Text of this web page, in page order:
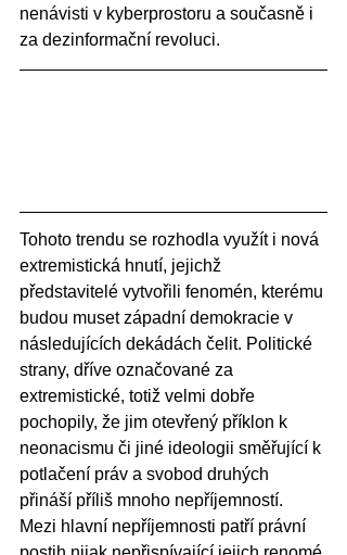
nenávisti v kyberprostoru a současně i
za dezinformační revoluci.
Tohoto trendu se rozhodla využít i nová
extremistická hnutí, jejichž
představitelé vytvořili fenomén, kterému
budou muset západní demokracie v
následujících dekádách čelit. Politické
strany, dříve označované za
extremistické, totiž velmi dobře
pochopily, že jim otevřený příklon k
neonacismu či jiné ideologii směřující k
potlačení práv a svobod druhých
přináší příliš mnoho nepříjemností.
Mezi hlavní nepříjemnosti patří právní